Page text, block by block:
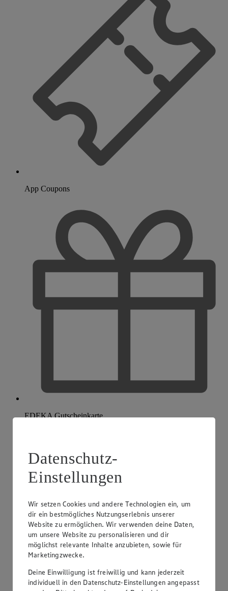
App Coupons
EDEKA Gutscheinkarte
Datenschutz-
Einstellungen
Wir setzen Cookies und andere Technologien ein, um
dir ein bestmögliches Nutzungserlebnis unserer
Website zu ermöglichen. Wir verwenden deine Daten,
um unsere Website zu personalisieren und dir
möglichst relevante Inhalte anzubieten, sowie für
Marketingzwecke.
Deine Einwilligung ist freiwillig und kann jederzeit
individuell in den Datenschutz-Einstellungen angepasst